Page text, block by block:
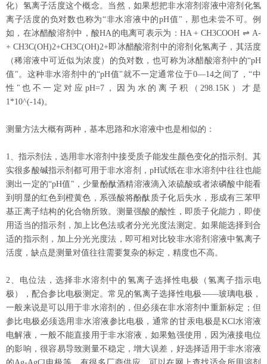
化）氢离子活度这个概念。当然，如果想把非水溶剂溶液中溶剂化氢
离子活度的负对数也称为“非水溶液中的pH值 " ，那也未尝不可。例
如，在冰醋酸溶剂中，酸HA的电离可表示为： HA + CH3COOH ⇌ A-
+ CH3C(OH)2+CH3C(OH)2+即冰醋酸溶剂中的溶剂化氢离子，其活度
（稀溶液中可近似为浓度）的负对数，也可称为冰醋酸溶剂中的“pH
值 "。这种非水溶剂中的“pH值"就不一定通常位于0—14之间了，“中
性 " 也不一定对应 pH=7，因为水的离子积（298.15K ）才是
1*10^(-14)。
测量方法大概有两种，基本思路和水溶液中也是相似的：
1、指示剂法，选用非水溶剂中接受质子能发生颜色变化的指示剂。其
实很多酸碱指示剂都可用于非水溶剂， pH试纸在非水溶剂中往往也能
测出一定的“pH值 " ，少量酚酞酒精溶液滴入浓硫酸或者浓磷酸中能看
到明显的红色到橙黄色，系强酸将酚酞质子化后失水，形成有三苯甲
基正离子结构的化合物所致。测量强酸的酸性，即质子化能力，即使
用适当的指示剂，加上比色法或者分光光度法测定。如果能选择到合
适的指示剂，加上分光光度法，即可相对比较非水溶剂溶液中氢离子
活度，缺点是测量对值往往需要复杂的标定，精度也不高。
2、电位法，选择非水溶剂中的氢离子选择性电极（氢离子指示电
极），配合参比电极测定。常见的氢离子选择性电极——玻璃电极，
一般来说是可以用于非水溶剂的，但必须在非水溶剂中重新标定；但
参比电极必须选用非水溶液参比电极，通常的甘汞电极是KCl水溶液
电解液，一般不能直接用于非水溶液，如果勉强使用，因为液接电位
的影响，很容易导致测量不稳定，增大误差，好选择适用于非水溶液